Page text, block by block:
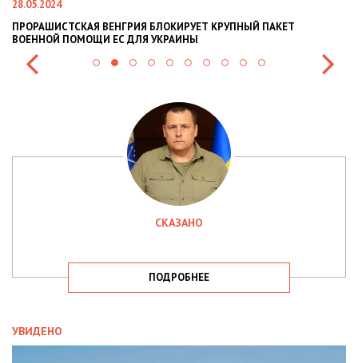
ВЕНГРИЯ БЛОКИРУЕТ КРУПНЫЙ ПАКЕТ
ПОМОЩИ ЕС ДЛЯ УКРАИНЫ
СКАЗАНО
ПОДРОБНЕЕ
УВИДЕНО